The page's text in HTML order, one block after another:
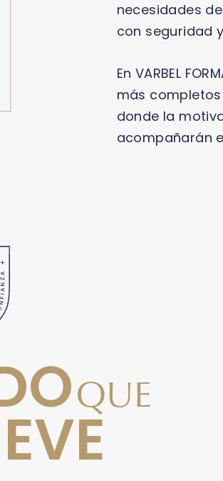
necesidades
con seguridad
En VARBEL
más
donde la
acompañarán
QUE